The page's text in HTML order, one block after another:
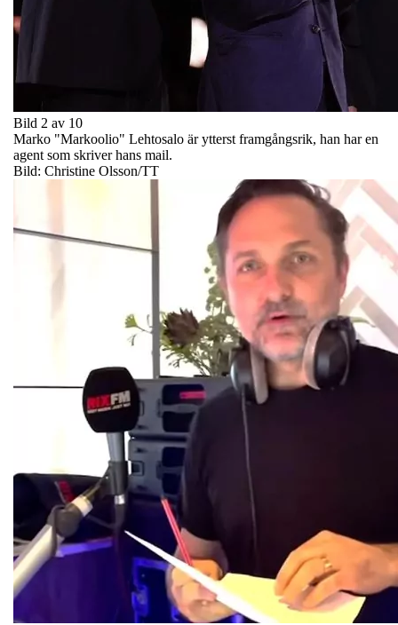
Bild 2 av 10
Marko "Markoolio" Lehtosalo är ytterst framgångsrik, han har en
agent som skriver hans mail.
Bild: Christine Olsson/TT